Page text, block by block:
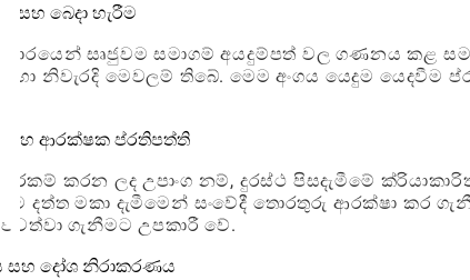
සහ බෙදා හැරීම
සෘජුවම සමාගම් අයදුම්පත් වල ගණනය කළ
සඳහා නිවැරදි මෙවලම් තිබේ. මෙම අංගය යෙදුම
සහ ආරක්ෂක ප්රතිපත්ති
කරන ලද උපාංග නම්, දුරස්ථ පිසදැමීමේ
දත්ත මකා දැමීමෙන් සංවේදී තොරතුරු ආරක්ෂා කර
ගැනීමට උපකාරී වේ.
සහ දෝශ නිරාකරණය